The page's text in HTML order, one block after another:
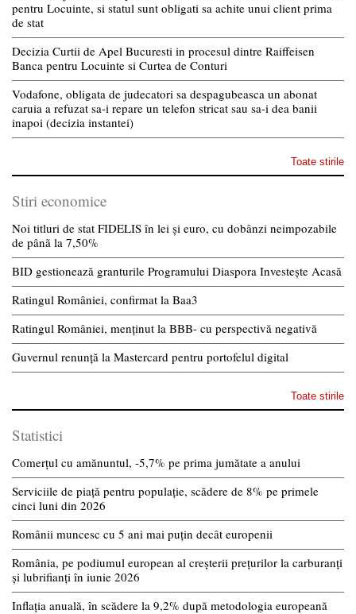
pentru Locuinte, si statul sunt obligati sa achite unui client prima
de stat
Decizia Curtii de Apel Bucuresti in procesul dintre Raiffeisen
Banca pentru Locuinte si Curtea de Conturi
Vodafone, obligata de judecatori sa despagubeasca un abonat
caruia a refuzat sa-i repare un telefon stricat sau sa-i dea banii
inapoi (decizia instantei)
Toate stirile
Stiri economice
Noi titluri de stat FIDELIS în lei și euro, cu dobânzi neimpozabile
de pânã la 7,50%
BID gestionează granturile Programului Diaspora Investește Acasă
Ratingul României, confirmat la Baa3
Ratingul României, menținut la BBB- cu perspectivă negativă
Guvernul renunță la Mastercard pentru portofelul digital
Toate stirile
Statistici
Comerțul cu amănuntul, -5,7% pe prima jumătate a anului
Serviciile de piață pentru populație, scădere de 8% pe primele
cinci luni din 2026
Românii muncesc cu 5 ani mai puțin decât europenii
România, pe podiumul european al creșterii prețurilor la carburanți
și lubrifianți în iunie 2026
Inflația anuală, în scădere la 9,2% după metodologia europeană